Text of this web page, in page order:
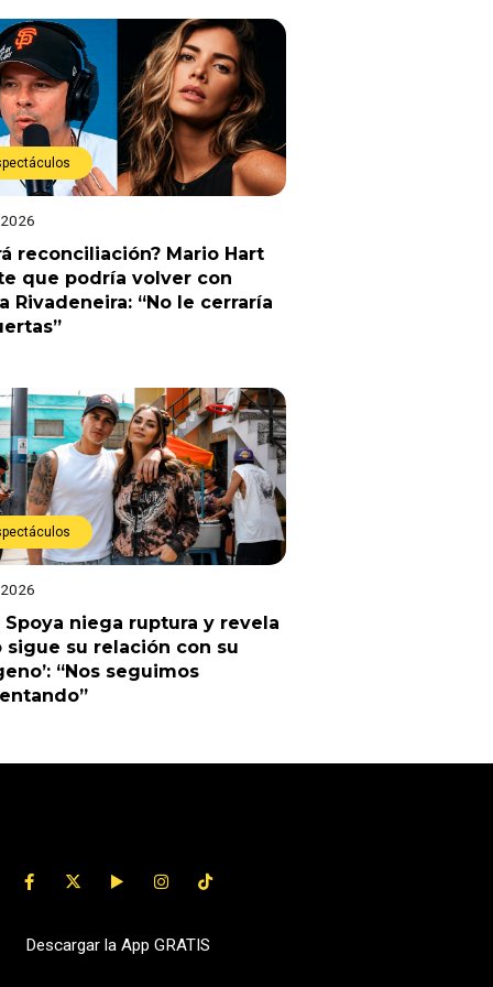
reconciliación? Mario Hart
que podría volver con
Rivadeneira: “No le cerraría
Spoya niega ruptura y revela
sigue su relación con su
“Nos seguimos
Descargar la App GRATIS